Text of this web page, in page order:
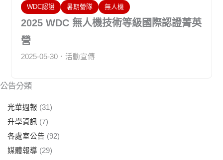
WDC認證 暑期營隊 無人機
2025 WDC 無人機技術等級國際認證菁英
營
2025-05-30 活動宣傳
公告分類
光華週報 (31)
升學資訊 (7)
各處室公告 (92)
媒體報導 (29)